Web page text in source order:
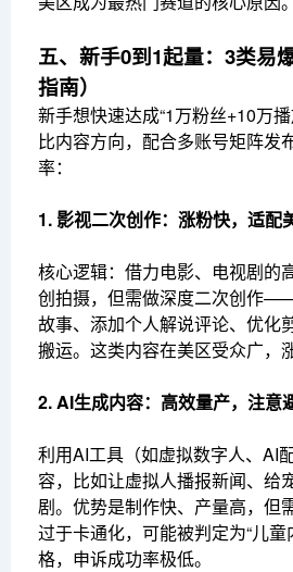
五、新手0到1起量：3类易
指南）
新手想快速达成“1万粉丝+10万
比内容方向，配合多账号矩阵发
率：
1. 影视二次创作：涨粉快，适配
核心逻辑：借力电影、电视剧的
创拍摄，但需做深度二次创作
故事、添加个人解说评论、优化
搬运。这类内容在美区受众广，
2. AI生成内容：高效量产，注意
利用AI工具（如虚拟数字人、AI
容，比如让虚拟人播报新闻、给
剧。优势是制作快、产量高，但
过于卡通化，可能被判定为“儿童
格，申诉成功率极低。